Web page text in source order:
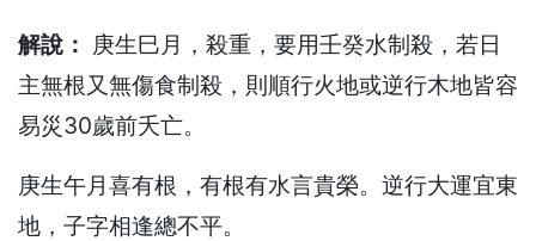
解說： 庚生巳月，殺重，要用壬癸水制殺，若日
主無根又無傷食制殺，則順行火地或逆行木地皆容
易災30歲前夭亡。
庚生午月喜有根，有根有水言貴榮。逆行大運宜東
地，子字相逢總不平。